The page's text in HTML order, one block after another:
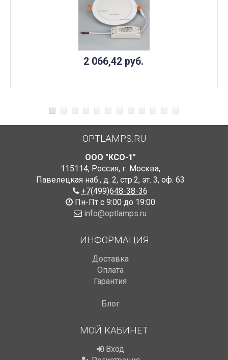
2 066,42 руб.
OPTLAMPS.RU
ООО "КСО-1"
115114, Россия, г. Москва,
Павелецкая наб., д. 2, стр.2, эт. 3, оф. 63
+7(499)648-38-36
Пн-Пт с 9:00 до 19:00
info@optlamps.ru
ИНФОРМАЦИЯ
Доставка
Оплата
Гарантия
Блог
МОЙ КАБИНЕТ
Вход